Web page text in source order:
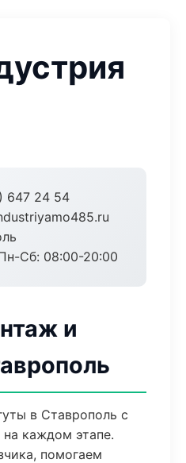
647 24 54
Сб: 08:00-20:00
и
в Ставрополь с
на каждом этапе.
помогаем